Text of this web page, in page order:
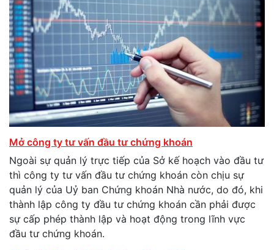
Mở công ty tư vấn đầu tư chứng khoán
Ngoài sự quản lý trực tiếp của Sở kế hoạch vào đầu tư
thì công ty tư vấn đầu tư chứng khoán còn chịu sự
quản lý của Uỷ ban Chứng khoán Nhà nước, do đó, khi
thành lập công ty đầu tư chứng khoán cần phải được
sự cấp phép thành lập và hoạt động trong lĩnh vực
đầu tư chứng khoán.